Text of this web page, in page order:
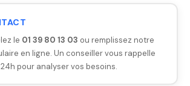
le 01 39 80 13 03 ou remplissez notre
en ligne. Un conseiller vous rappelle
pour analyser vos besoins.